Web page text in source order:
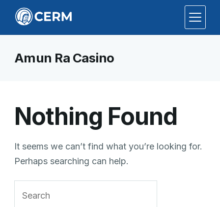
Amun Ra Casino
Nothing Found
It seems we can’t find what you’re looking for.
Perhaps searching can help.